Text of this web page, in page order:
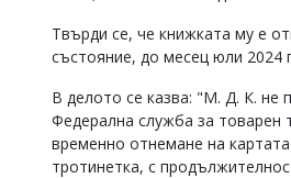
сигнализирайте
Твърди се, че книжката му е
състояние, до месец юли 2024
В делото се казва: "М. Д. К. не
Федерална служба за товарен
временно отнемане на
тротинетка, с